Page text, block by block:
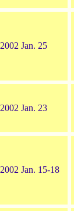
2002 Jan. 25
2002 Jan. 23
2002 Jan. 15-18